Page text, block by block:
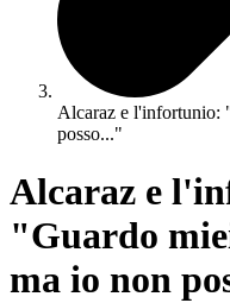
Alcaraz e l'infortunio:
posso..."
Alcaraz e
"Guardo
ma io non